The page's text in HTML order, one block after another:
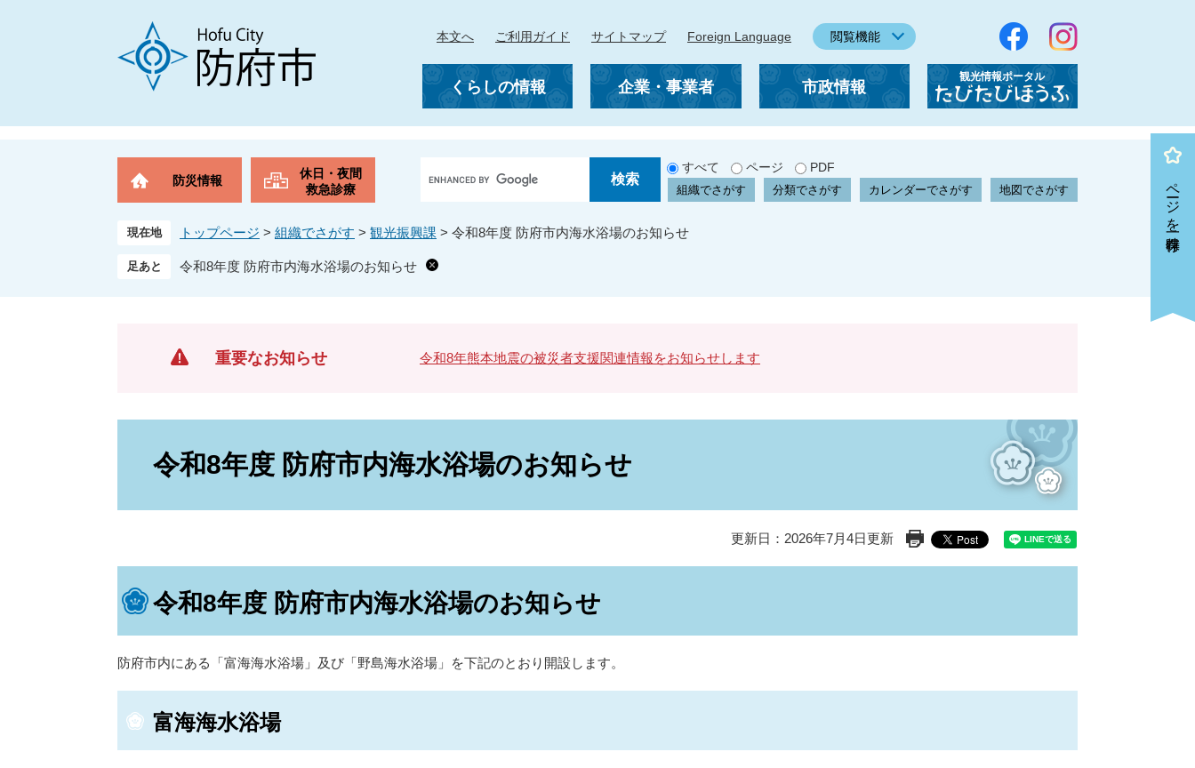
で
ば
本文へ ご利用ガイド サイトマップ Foreign Language 閲覧機能
くらしの情報 企業・事業者 市政情報
観光情報ポータル
「たびたびほうふ」
防災情報
休日・夜間
救急診療
g
l
e
検
すべて ページ PDF
組織でさがす 分類でさがす カレンダーでさがす 地図でさがす
現在地 トップページ > 組織でさがす > 観光振興課 > 令和8年度 防府市内海水浴場のお知らせ
令和8年度 防府市内海水浴場のお知らせ
重要なお知らせ 令和8年熊本地震の被災者支援関連情報をお知らせします
令和8年度 防府市内海水浴場のお知らせ
更新日：2026年7月4日更新 印刷ページ表示
令和8年度 防府市内海水浴場のお知らせ
防府市内にある「富海海水浴場」及び「野島海水浴場」を下記のとおり開設します。
富海海水浴場
ページを一時保存